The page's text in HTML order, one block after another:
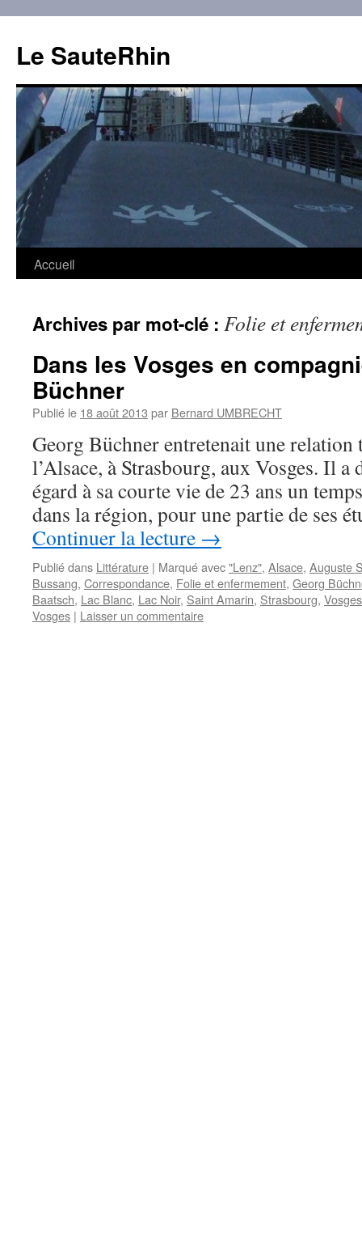
contenu
Le SauteRhin
Accueil
Archives par mot-clé : Folie et
Dans les Vosges en
Büchner
Publié le 18 août 2013 par Bernard UMBRECHT
Georg Büchner entretenait une relation
l’Alsace, à Strasbourg, aux Vosges. Il a
égard à sa courte vie de 23 ans un
dans la région, pour une partie de ses
Continuer la lecture →
Publié dans Littérature | Marqué avec"Lenz", Alsace, Auguste
Bussang, Correspondance, Folie et enfermement, Georg
Baatsch, Lac Blanc, Lac Noir, Saint Amarin, Strasbourg, Vosges
Vosges | Laisser un commentaire